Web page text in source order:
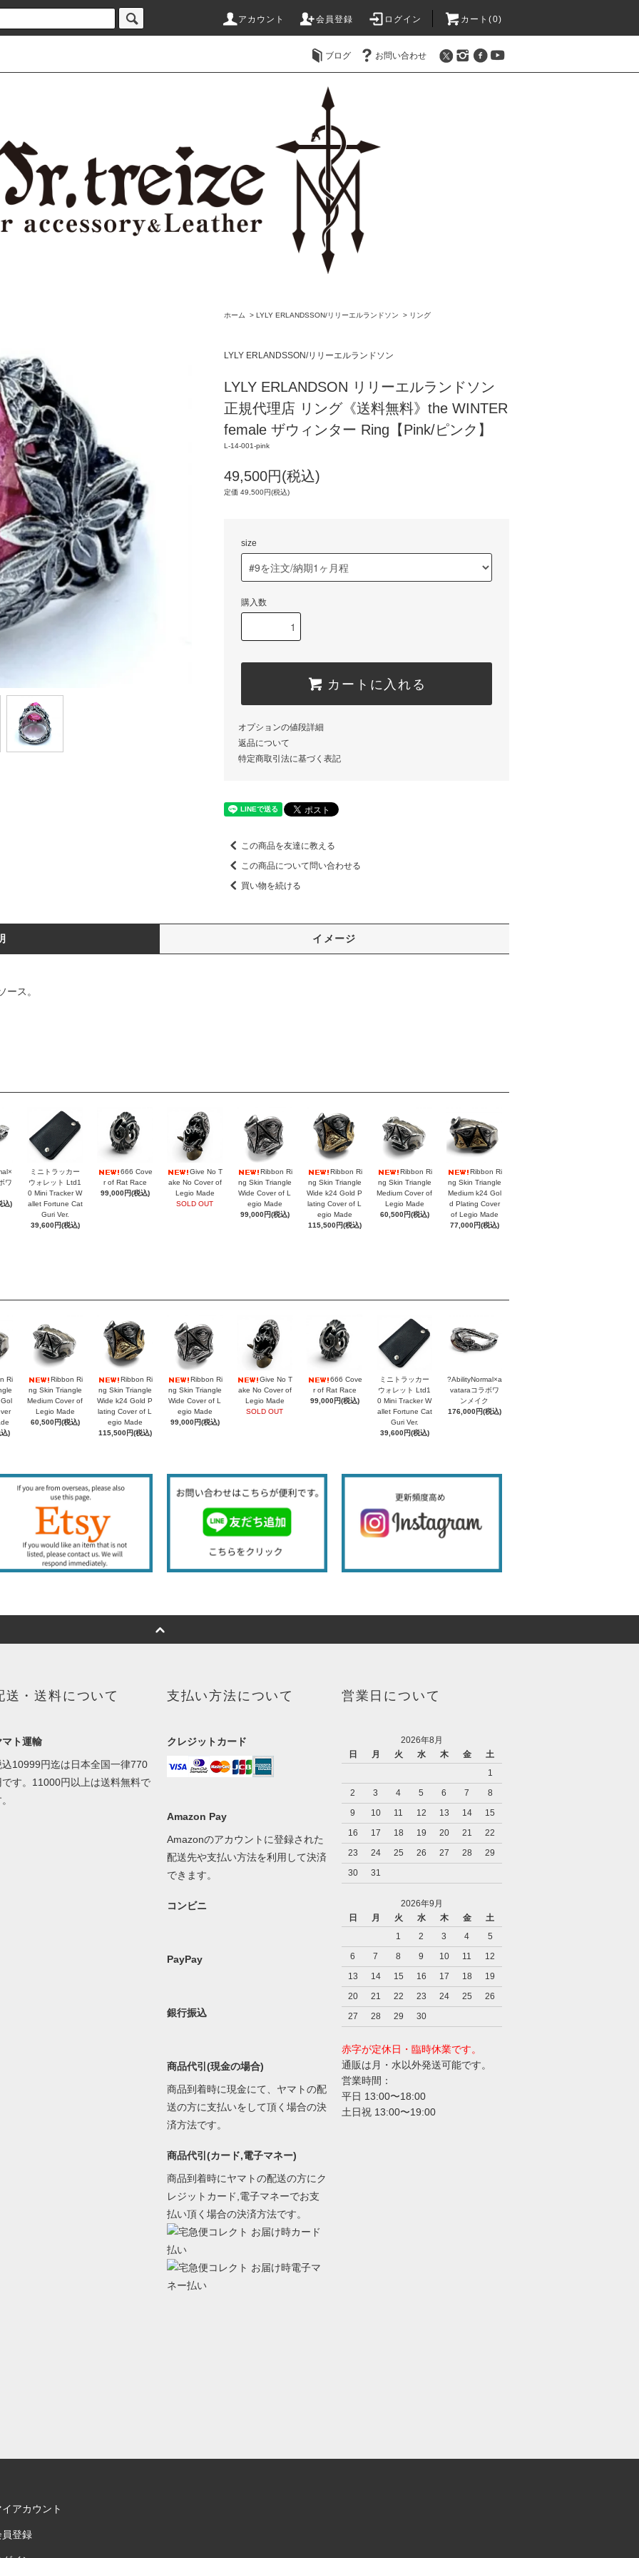
アカウント 会員登録 ログイン カート(0)
ブログ お問い合わせ
ホーム > LYLY ERLANDSSON/リリーエルランドソン > リング
LYLY ERLANDSSON/リリーエルランドソン
LYLY ERLANDSON リリーエルランドソン
正規代理店 リング《送料無料》the WINTER
female ザウィンター Ring【Pink/ピンク】
L-14-001-pink
49,500円(税込)
定価 49,500円(税込)
size
購入数
カートに入れる
オプションの値段詳細
返品について
特定商取引法に基づく表記
この商品を友達に教える
この商品について問い合わせる
買い物を続ける
イメージ
ス。
ワ
込)
ミニトラッカー
ウォレット Ltd1
0 Mini Tracker W
allet Fortune Cat
Guri Ver.
39,600円(税込)
666 Cove
r of Rat Race
99,000円(税込)
Give No T
ake No Cover of
Legio Made
SOLD OUT
Ribbon Ri
ng Skin Triangle
Wide Cover of L
egio Made
99,000円(税込)
Ribbon Ri
ng Skin Triangle
Wide k24 Gold P
lating Cover of L
egio Made
115,500円(税込)
Ribbon Ri
ng Skin Triangle
Medium Cover of
Legio Made
60,500円(税込)
Ribbon Ri
ng Skin Triangle
Medium k24 Gol
d Plating Cover
of Legio Made
77,000円(税込)
Ri
)
Ribbon Ri
ng Skin Triangle
Medium Cover of
Legio Made
60,500円(税込)
Ribbon Ri
ng Skin Triangle
Wide k24 Gold P
lating Cover of L
egio Made
115,500円(税込)
Ribbon Ri
ng Skin Triangle
Wide Cover of L
egio Made
99,000円(税込)
Give No T
ake No Cover of
Legio Made
SOLD OUT
666 Cove
r of Rat Race
99,000円(税込)
ミニトラッカー
ウォレット Ltd1
0 Mini Tracker W
allet Fortune Cat
Guri Ver.
39,600円(税込)
?AbilityNormal×a
vataraコラボワ
ンメイク
176,000円(税込)
送・送料について
マト運輸
込10999円迄は日本全国一律770
です。11000円以上は送料無料で
支払い方法について
クレジットカード
Amazon Pay
Amazonのアカウントに登録された
配送先や支払い方法を利用して決済
できます。
コンビニ
PayPay
銀行振込
商品代引(現金の場合)
商品到着時に現金にて、ヤマトの配
送の方に支払いをして頂く場合の決
済方法です。
商品代引(カード,電子マネー)
商品到着時にヤマトの配送の方にク
レジットカード,電子マネーでお支
払い頂く場合の決済方法です。
営業日について
2026年8月
日
月 火 水 木 金
土
1
2
3 4 5 6 7
8
9
10 11 12 13 14
15
16
17 18 19 20 21
22
23
24 25 26 27 28
29
30
31
2026年9月
日
月 火 水 木 金
土
1
2 3 4
5
6
7 8 9 10 11
12
13
14 15 16 17 18
19
20
21 22 23 24 25
26
27
28 29 30
赤字が定休日・臨時休業です。
通販は月・水以外発送可能です。
営業時間：
平日 13:00〜18:00
土日祝 13:00〜19:00
アカウント
員登録